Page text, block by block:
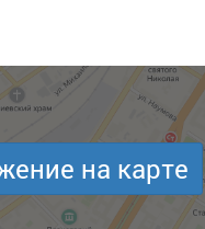
на карте